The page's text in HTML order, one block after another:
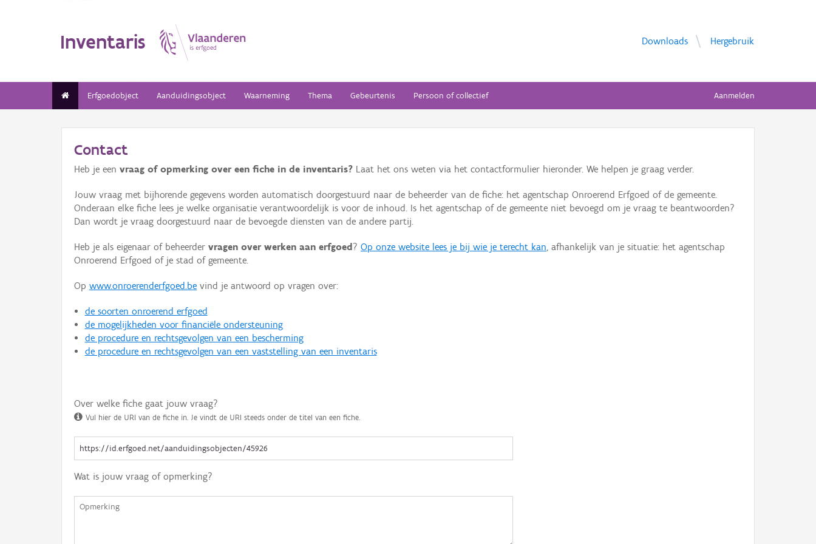
Inventaris Downloads Hergebruik
Erfgoedobject Aanduidingsobject Waarneming Thema Gebeurtenis Persoon of collectief Aanmelden
Contact
Heb je een vraag of opmerking over een fiche in de inventaris? Laat het ons weten via het contactformulier hieronder. We helpen je graag verder.
Jouw vraag met bijhorende gegevens worden automatisch doorgestuurd naar de beheerder van de fiche: het agentschap Onroerend Erfgoed of de gemeente.
Onderaan elke fiche lees je welke organisatie verantwoordelijk is voor de inhoud. Is het agentschap of de gemeente niet bevoegd om je vraag te beantwoorden?
Dan wordt je vraag doorgestuurd naar de bevoegde diensten van de andere partij.
Heb je als eigenaar of beheerder vragen over werken aan erfgoed ? Op onze website lees je bij wie je terecht kan, afhankelijk van je situatie: het agentschap
Onroerend Erfgoed of je stad of gemeente.
Op www.onroerenderfgoed.be vind je antwoord op vragen over:
de soorten onroerend erfgoed
de mogelijkheden voor financiële ondersteuning
de procedure en rechtsgevolgen van een bescherming
de procedure en rechtsgevolgen van een vaststelling van een inventaris
Over welke fiche gaat jouw vraag?
Vul hier de URI van de fiche in. Je vindt de URI steeds onder de titel van een fiche.
Wat is jouw vraag of opmerking?